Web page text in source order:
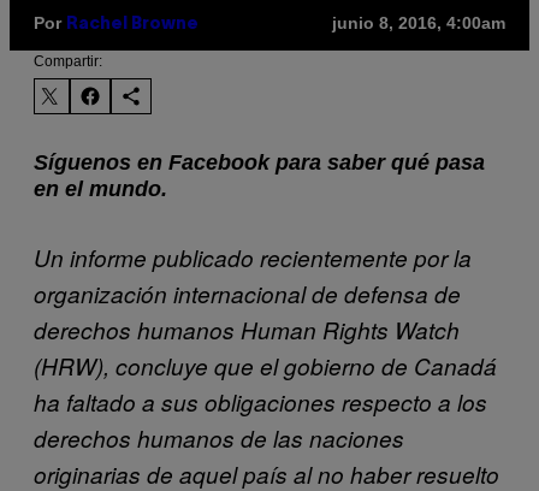
Por Rachel Browne junio 8, 2016, 4:00am
Compartir:
Síguenos en Facebook para saber qué pasa
en el mundo.
Un informe publicado recientemente por la
organización internacional de defensa de
derechos humanos Human Rights Watch
(HRW), concluye que el gobierno de Canadá
ha faltado a sus obligaciones respecto a los
derechos humanos de las naciones
originarias de aquel país al no haber resuelto